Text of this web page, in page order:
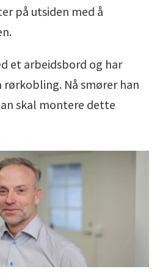
på utsiden med å
et arbeidsbord og har
Nå smører han
skal montere dette